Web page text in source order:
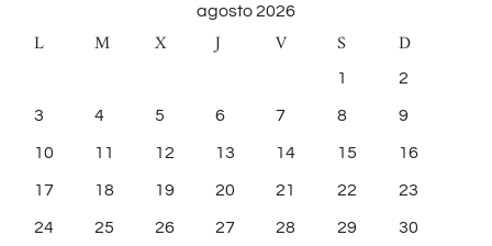
agosto 2026
L M X J V S D
1 2
3 4 5 6 7 8 9
10 11 12 13 14 15 16
17 18 19 20 21 22 23
24 25 26 27 28 29 30